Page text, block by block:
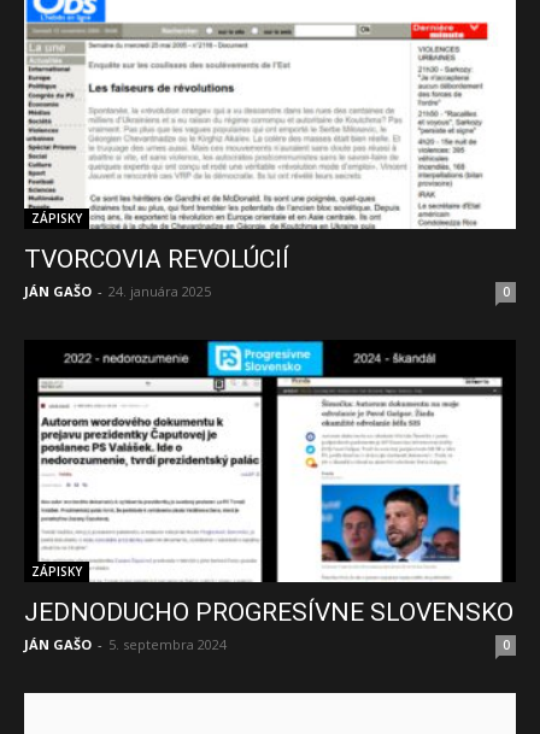
ZÁPISKY
TVORCOVIA REVOLÚCIÍ
JÁN GAŠO - 24. januára 2025 0
ZÁPISKY
JEDNODUCHO PROGRESÍVNE SLOVENSKO
JÁN GAŠO - 5. septembra 2024 0